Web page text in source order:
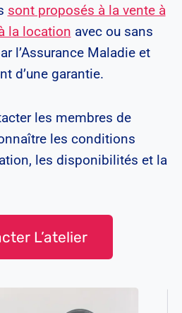
sont proposés à la vente à
la location avec ou sans
l’Assurance Maladie et
d’une garantie.
les membres de
les conditions
les disponibilités et la
L’atelier